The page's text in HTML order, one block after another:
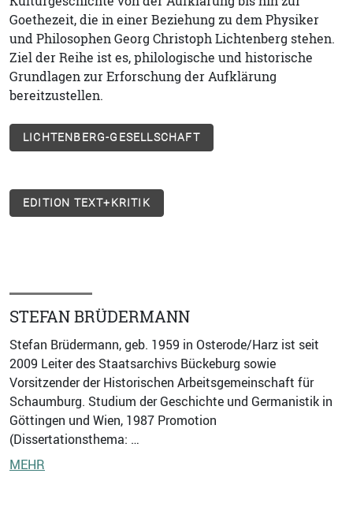
Goethezeit, die in einer Beziehung zu dem Physiker
und Philosophen Georg Christoph Lichtenberg stehen.
Ziel der Reihe ist es, philologische und historische
Grundlagen zur Erforschung der Aufklärung
bereitzustellen.
LICHTENBERG-GESELLSCHAFT
EDITION TEXT+KRITIK
STEFAN BRÜDERMANN
Stefan Brüdermann, geb. 1959 in Osterode/Harz ist seit
2009 Leiter des Staatsarchivs Bückeburg sowie
Vorsitzender der Historischen Arbeitsgemeinschaft für
Schaumburg. Studium der Geschichte und Germanistik in
Göttingen und Wien, 1987 Promotion
(Dissertationsthema: …
MEHR